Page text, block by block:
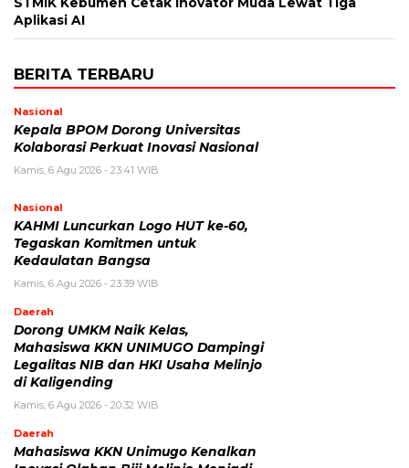
Aplikasi AI
BERITA TERBARU
Nasional
Kepala BPOM Dorong Universitas
Kolaborasi Perkuat Inovasi Nasional
Kamis, 6 Agu 2026 - 23:41 WIB
Nasional
KAHMI Luncurkan Logo HUT ke-60,
Tegaskan Komitmen untuk
Kedaulatan Bangsa
Kamis, 6 Agu 2026 - 23:39 WIB
Daerah
Dorong UMKM Naik Kelas,
Mahasiswa KKN UNIMUGO Dampingi
Legalitas NIB dan HKI Usaha Melinjo
di Kaligending
Kamis, 6 Agu 2026 - 20:32 WIB
Daerah
Mahasiswa KKN Unimugo Kenalkan